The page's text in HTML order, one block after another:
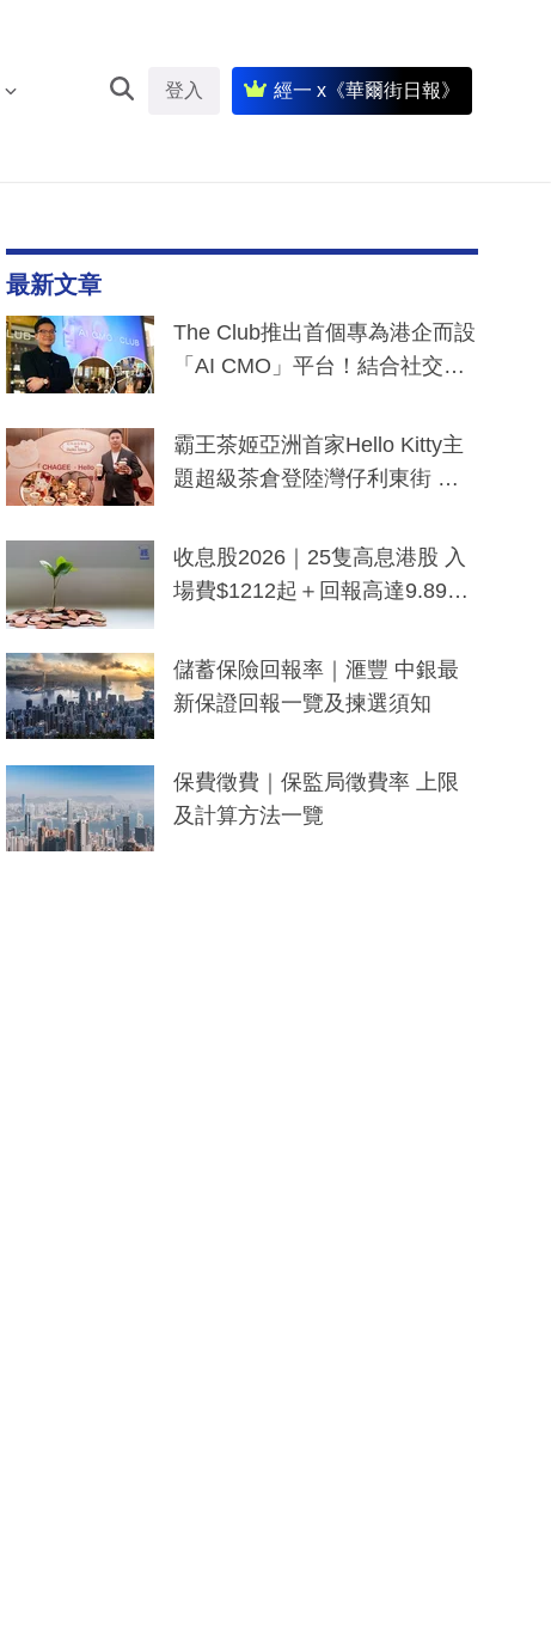
登入 經一 x《華爾街日報》
最新文章
The Club推出首個專為港企而設
「AI CMO」平台！結合社交聆
分鐘生成「貼地」宣傳短片
霸王茶姬亞洲首家Hello Kitty主
題超級茶倉登陸灣仔利東街 推
y及香港限定特調系列
收息股2026｜25隻高息港股 入
場費$1212起＋回報高達9.89
儲蓄保險回報率｜滙豐 中銀最
新保證回報一覽及揀選須知
保費徵費｜保監局徵費率 上限
及計算方法一覽